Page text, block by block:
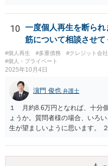
親がそれを払っていけるなら構
ろの事情を総合的に検討して方
護士と面談したうえで、債務整
10
一度個人再生を断ら
筋について相談させて
#個人再生 #多重債務 #クレジット会社
#個人・プライベート
2025年10月4日
濵門 俊也 弁護士
１ 月約8.6万円となれば、十分
ょうか。質問者様の場合、いろ
生が望ましいように思います。
してもらえるかという点にかか
り、第一次的には個人再生です。